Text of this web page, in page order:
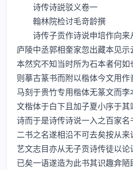
诗传诗説驳义卷一
翰林院检讨毛竒龄撰
诗传子贡作诗说申培作向来
庐陵中丞郭相奎家忽出藏本见
本然究不知当时所为石本者何
则摹古篆书而附以楷体今文用
马刻于贵竹专用楷体无篆文而
文楷体于白下且加子夏小序于
诗而于是诗传诗说一入之百家
二书之名遂相沿不可去矣按从
艺文志目亦从无子贡诗传徒以
已矣一语遂造为此书其识趣弇